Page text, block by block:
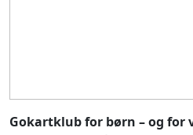
Gokartklub for børn – og for